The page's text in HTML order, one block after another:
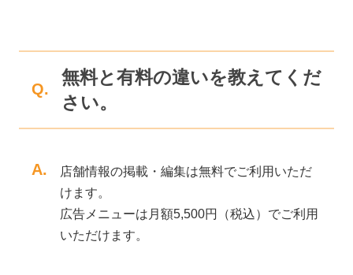
Q.
無料と有料の違いを教えてくだ
さい。
A.
店舗情報の掲載・編集は無料でご利用いただ
けます。
広告メニューは月額5,500円（税込）でご利用
いただけます。